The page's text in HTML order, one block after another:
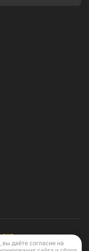
лет
даёте согласие на